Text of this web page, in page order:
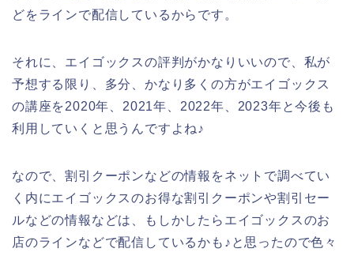
どをラインで配信しているからです。
それに、エイゴックスの評判がかなりいいので、私が
予想する限り、多分、かなり多くの方がエイゴックス
の講座を2020年、2021年、2022年、2023年と今後も
利用していくと思うんですよね♪
なので、割引クーポンなどの情報をネットで調べてい
く内にエイゴックスのお得な割引クーポンや割引セー
ルなどの情報などは、もしかしたらエイゴックスのお
店のラインなどで配信しているかも♪と思ったので色々